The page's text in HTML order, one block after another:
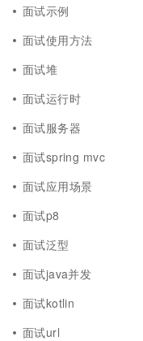
面试示例
面试使用方法
面试堆
面试运行时
面试服务器
面试spring mvc
面试应用场景
面试p8
面试泛型
面试java并发
面试kotlin
面试url